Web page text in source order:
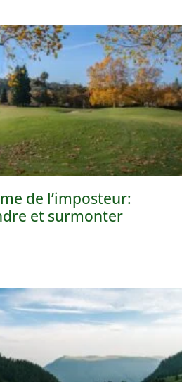
de l’imposteur:
et surmonter